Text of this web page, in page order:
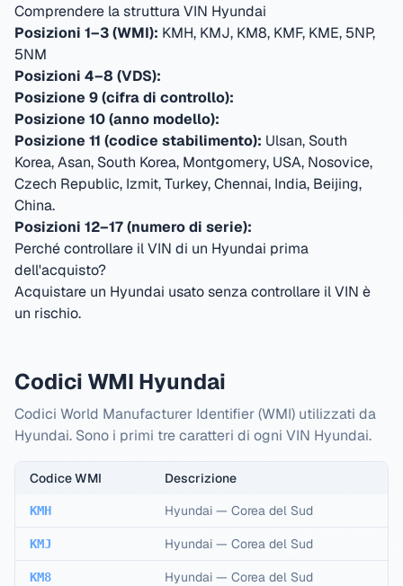
Comprendere la struttura VIN Hyundai
Posizioni 1–3 (WMI): KMH, KMJ, KM8, KMF, KME, 5NP,
5NM
Posizioni 4–8 (VDS):
Posizione 9 (cifra di controllo):
Posizione 10 (anno modello):
Posizione 11 (codice stabilimento): Ulsan, South
Korea, Asan, South Korea, Montgomery, USA, Nosovice,
Czech Republic, Izmit, Turkey, Chennai, India, Beijing,
China.
Posizioni 12–17 (numero di serie):
Perché controllare il VIN di un Hyundai prima
dell'acquisto?
Acquistare un Hyundai usato senza controllare il VIN è
un rischio.
Codici WMI Hyundai
Codici World Manufacturer Identifier (WMI) utilizzati da
Hyundai. Sono i primi tre caratteri di ogni VIN Hyundai.
Codice WMI Descrizione
KMH Hyundai — Corea del Sud
KMJ Hyundai — Corea del Sud
KM8 Hyundai — Corea del Sud